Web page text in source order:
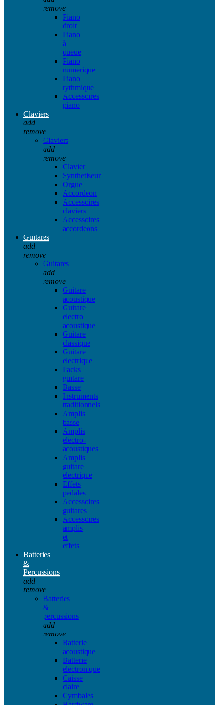
remove
Piano
droit
Piano
à
queue
Piano
numerique
Piano
rythmique
Accessoires
piano
Claviers
add
remove
Claviers
add
remove
Clavier
Synthetiseur
Orgue
Accordeon
Accessoires
claviers
Accessoires
accordeons
Guitares
add
remove
Guitares
add
remove
Guitare
acoustique
Guitare
electro
acoustique
Guitare
classique
Guitare
electrique
Packs
guitare
Basse
Instruments
traditionnels
Amplis
basse
Amplis
electro-
acoustiques
Amplis
guitare
electrique
Effets
pedales
Accessoires
guitares
Accessoires
amplis
et
effets
Batteries
&
Percussions
add
remove
Batteries
&
percussions
add
remove
Batterie
acoustique
Batterie
electronique
Caisse
claire
Cymbales